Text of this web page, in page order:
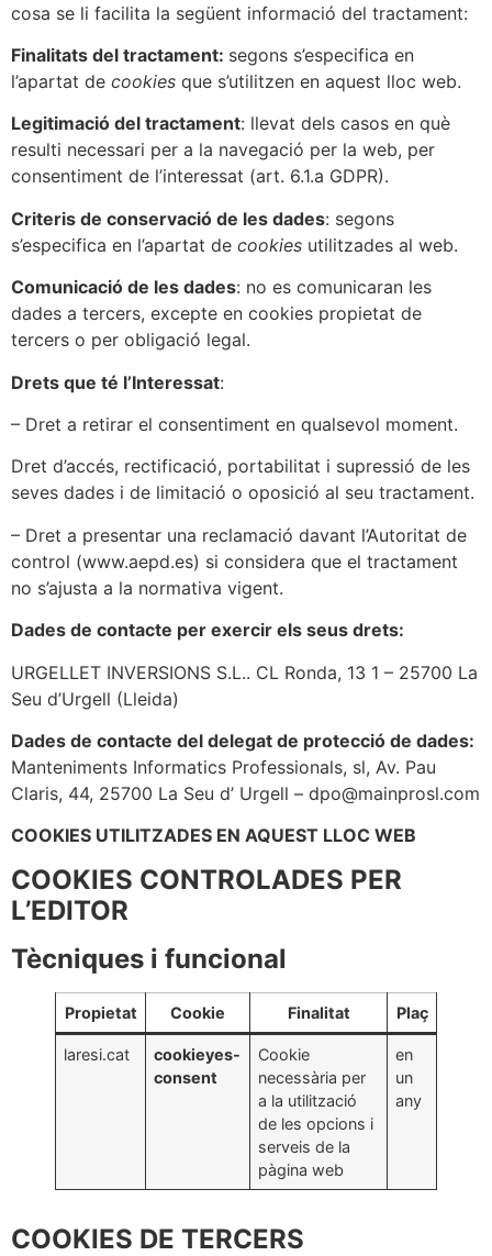
cosa se li facilita la següent informació del tractament:
Finalitats del tractament: segons s’especifica en
l’apartat de cookies que s’utilitzen en aquest lloc web.
Legitimació del tractament: llevat dels casos en què
resulti necessari per a la navegació per la web, per
consentiment de l’interessat (art. 6.1.a GDPR).
Criteris de conservació de les dades: segons
s’especifica en l’apartat de cookies utilitzades al web.
Comunicació de les dades: no es comunicaran les
dades a tercers, excepte en cookies propietat de
tercers o per obligació legal.
Drets que té l’Interessat:
– Dret a retirar el consentiment en qualsevol moment.
Dret d’accés, rectificació, portabilitat i supressió de les
seves dades i de limitació o oposició al seu tractament.
– Dret a presentar una reclamació davant l’Autoritat de
control (www.aepd.es) si considera que el tractament
no s’ajusta a la normativa vigent.
Dades de contacte per exercir els seus drets:
URGELLET INVERSIONS S.L.. CL Ronda, 13 1 – 25700 La
Seu d’Urgell (Lleida)
Dades de contacte del delegat de protecció de dades:
Manteniments Informatics Professionals, sl, Av. Pau
Claris, 44, 25700 La Seu d’ Urgell – dpo@mainprosl.com
COOKIES UTILITZADES EN AQUEST LLOC WEB
COOKIES CONTROLADES PER
L’EDITOR
Tècniques i funcional
Propietat Cookie Finalitat Plaç
laresi.cat
cookieyes-
consent
Cookie
necessària per
a la utilització
de les opcions i
serveis de la
pàgina web
en
un
any
COOKIES DE TERCERS